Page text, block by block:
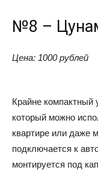
№8 –
Цена: 1000 рублей
Крайне компактный
который можно
квартире или даже
подключается к
монтируется под